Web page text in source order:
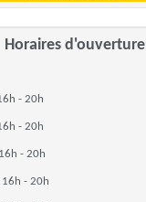
Horaires d'ouverture
- 20h
- 20h
- 20h
- 20h